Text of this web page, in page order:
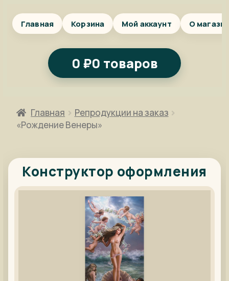
Главная Корзина Мой аккаунт О
0 ₽0 товаров
Главная
Репродукции на заказ
«Рождение Венеры»
Конструктор оформления